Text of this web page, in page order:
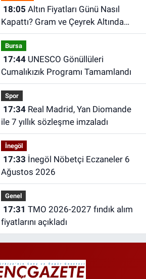
18:05
Kapattı? Gram ve Çeyrek Altında
Son Durum | 6 Ağustos 2026
Bursa
17:44UNESCO Gönüllüleri
Cumalıkızık Programı Tamamlandı
Spor
17:34Real Madrid, Yan Diomande
ile 7 yıllık sözleşme imzaladı
İnegöl
17:33
Ağustos 2026
Genel
17:31
fiyatlarını açıkladı